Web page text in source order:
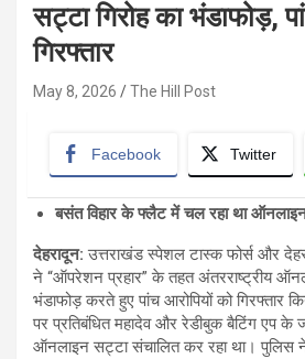
सट्टा गिरोह का भंडाफोड़,
गिरफ्तार
May 8, 2026 The Hill Post
Facebook Twitter
बसंत विहार के फ्लैट में चल रहा था
देहरादून: उत्तराखंड स्पेशल टास्क फोर्स और
ने “ऑपरेशन प्रहार” के तहत अंतरराष्ट्रीय
भंडाफोड़ करते हुए पांच आरोपियों को गिरफ्तार
पर प्रतिबंधित महादेव और रेडीबुक बैटिंग एप के
ऑनलाइन सट्टा संचालित कर रहा था। पुलिस